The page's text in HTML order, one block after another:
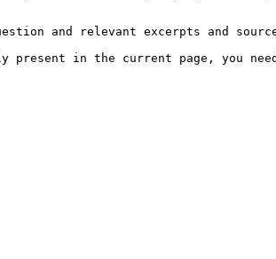
and relevant excerpts and
present in the current page,